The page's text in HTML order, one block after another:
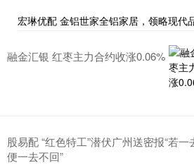
宏琳优配 金铝世家全铝家居，领略现代
融金汇银 红枣主力合约收涨0.06%
股易配 “红色特工”潜伏广州送密报“若一
便一去不回”